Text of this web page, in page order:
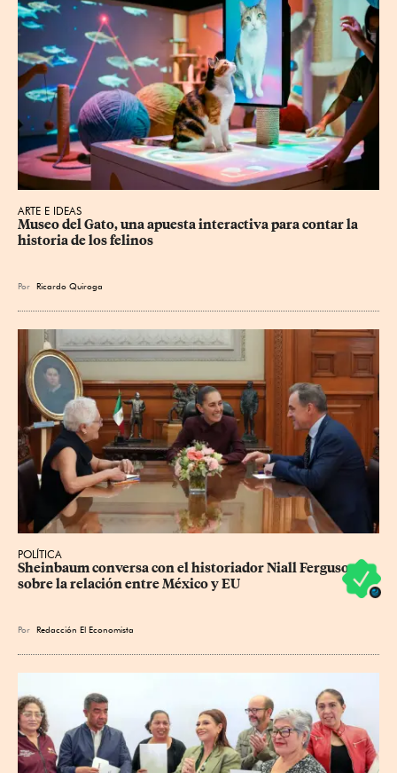
ARTE E IDEAS
Museo del Gato, una apuesta interactiva para contar la
historia de los felinos
Por Ricardo Quiroga
POLÍTICA
Sheinbaum conversa con el historiador Niall Ferguson
sobre la relación entre México y EU
Por Redacción El Economista